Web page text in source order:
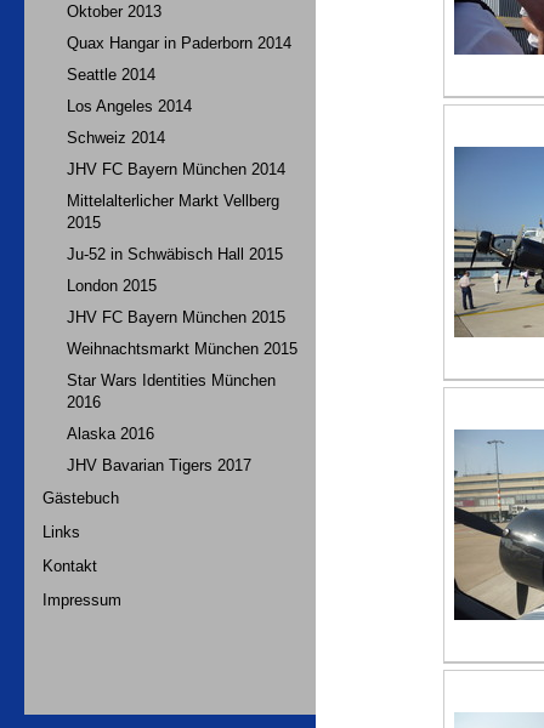
Oktober 2013
Quax Hangar in Paderborn 2014
Seattle 2014
Los Angeles 2014
Schweiz 2014
JHV FC Bayern München 2014
Mittelalterlicher Markt Vellberg
2015
Ju-52 in Schwäbisch Hall 2015
London 2015
JHV FC Bayern München 2015
Weihnachtsmarkt München 2015
Star Wars Identities München
2016
Alaska 2016
JHV Bavarian Tigers 2017
Gästebuch
Links
Kontakt
Impressum